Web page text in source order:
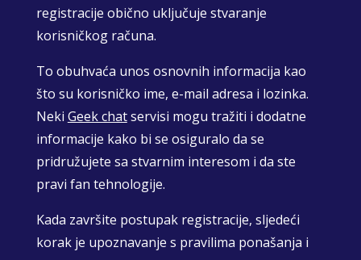
registracije obično uključuje stvaranje
korisničkog računa.
To obuhvaća unos osnovnih informacija kao
što su korisničko ime, e-mail adresa i lozinka.
Neki Geek chatservisi mogu tražiti i dodatne
informacije kako bi se osiguralo da se
pridružujete sa stvarnim interesom i da ste
pravi fan tehnologije.
Kada završite postupak registracije, sljedeći
korak je upoznavanje s pravilima ponašanja i